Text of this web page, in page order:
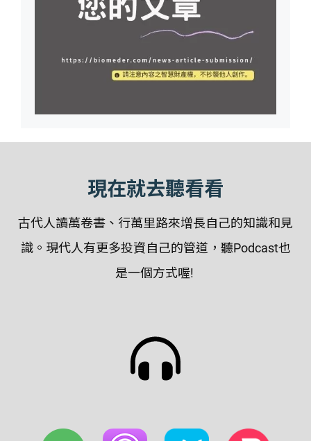
現在就去聽看看
古代人讀萬卷書、行萬里路來增長自己的知識和見
識。現代人有更多投資自己的管道，聽Podcast也
是一個方式喔!